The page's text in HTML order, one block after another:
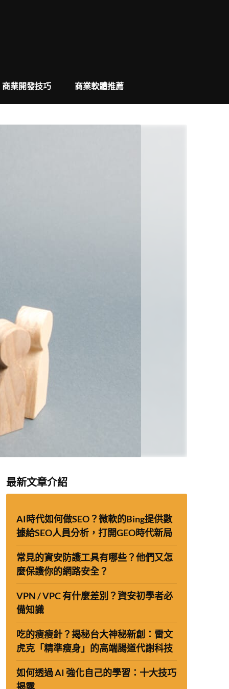
商業開發技巧 商業軟體推薦
最新文章介紹
AI時代如何做SEO？微軟的Bing提供數
據給SEO人員分析，打開GEO時代新局
常見的資安防護工具有哪些？他們又怎
麼保護你的網路安全？
VPN / VPC 有什麼差別？資安初學者必
備知識
吃的瘦瘦針？揭秘台大神秘新創：雷文
虎克「精準瘦身」的高端腸道代謝科技
如何透過 AI 強化自己的學習：十大技巧
揭露